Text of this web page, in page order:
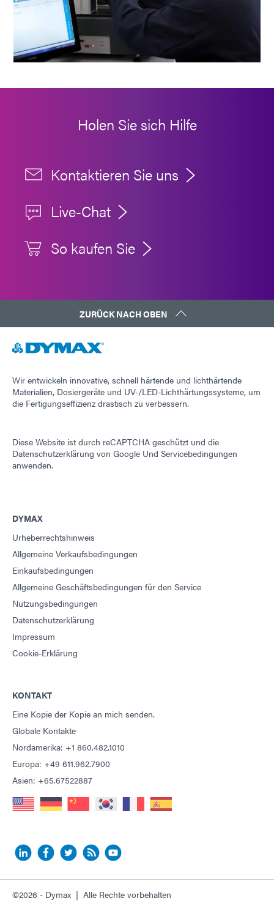
Holen Sie sich Hilfe
Kontaktieren Sie uns
Live-Chat
So kaufen Sie
ZURÜCK NACH OBEN
Wir entwickeln innovative, schnell härtende und lichthärtende
Materialien, Dosiergeräte und UV-/LED-Lichthärtungssysteme, um
die Fertigungseffizienz drastisch zu verbessern.
Diese Website ist durch reCAPTCHA geschützt und die
Datenschutzerklärung von Google Und Servicebedingungen
anwenden.
DYMAX
Urheberrechtshinweis
Allgemeine Verkaufsbedingungen
Einkaufsbedingungen
Allgemeine Geschäftsbedingungen für den Service
Nutzungsbedingungen
Datenschutzerklärung
Impressum
Cookie-Erklärung
KONTAKT
Eine Kopie der Kopie an mich senden.
Globale Kontakte
Nordamerika: +1 860.482.1010
Europa: +49 611.962.7900
Asien: +65.67522887
©2026 - Dymax | Alle Rechte vorbehalten